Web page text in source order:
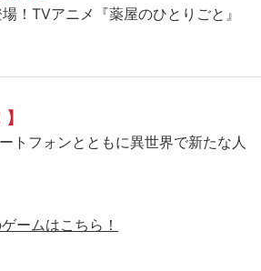
！TVアニメ『薬屋のひとりごと』
トフォンとともに異世界で新たな人
ームはこちら！